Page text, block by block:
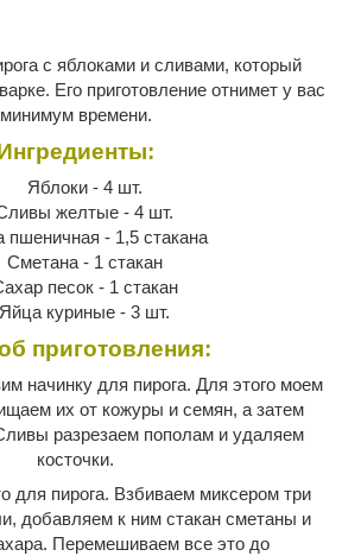
с яблоками и сливами, который
Его приготовление отнимет у вас
минимум времени.
Яблоки - 4 шт.
желтые - 4 шт.
пшеничная - 1,5 стакана
Сметана - 1 стакан
песок - 1 стакан
Яйца куриные - 3 шт.
приготовления:
начинку для пирога. Для этого моем
их от кожуры и семян, а затем
разрезаем пополам и удаляем
косточки.
для пирога. Взбиваем миксером три
добавляем к ним стакан сметаны и
Перемешиваем все это до